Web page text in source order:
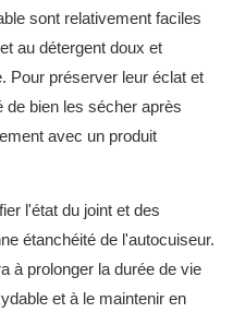
sont relativement faciles
au détergent doux et
Pour préserver leur éclat et
de bien les sécher après
avec un produit
l'état du joint et des
étanchéité de l'autocuiseur.
à prolonger la durée de vie
et à le maintenir en